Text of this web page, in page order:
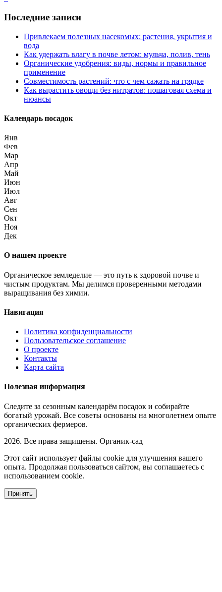
Последние записи
Привлекаем полезных насекомых: растения, укрытия и
вода
Как удержать влагу в почве летом: мульча, полив, тень
Органические удобрения: виды, нормы и правильное
применение
Совместимость растений: что с чем сажать на грядке
Как вырастить овощи без нитратов: пошаговая схема и
нюансы
Календарь посадок
Янв
Фев
Мар
Апр
Май
Июн
Июл
Авг
Сен
Окт
Ноя
Дек
О нашем проекте
Органическое земледелие — это путь к здоровой почве и
чистым продуктам. Мы делимся проверенными методами
выращивания без химии.
Навигация
Политика конфиденциальности
Пользовательское соглашение
О проекте
Контакты
Карта сайта
Полезная информация
Следите за сезонным календарём посадок и собирайте
богатый урожай. Все советы основаны на многолетнем опыте
органических фермеров.
2026. Все права защищены. Органик-сад
Этот сайт использует файлы cookie для улучшения вашего
опыта. Продолжая пользоваться сайтом, вы соглашаетесь с
использованием cookie.
Принять